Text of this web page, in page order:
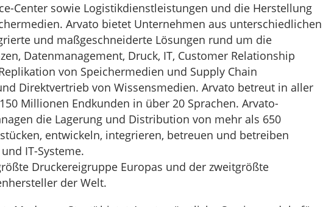
Center sowie Logistikdienstleistungen und die Herstellung
Arvato bietet Unternehmen aus unterschiedlichen
und maßgeschneiderte Lösungen rund um die
Datenmanagement, Druck, IT, Customer Relationship
von Speichermedien und Supply Chain
Direktvertrieb von Wissensmedien. Arvato betreut in aller
Millionen Endkunden in über 20 Sprachen. Arvato-
die Lagerung und Distribution von mehr als 650
entwickeln, integrieren, betreuen und betreiben
IT-Systeme.
Druckereigruppe Europas und der zweitgrößte
der Welt.